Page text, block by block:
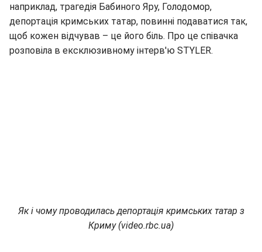
наприклад, трагедія Бабиного Яру, Голодомор,
депортація кримських татар, повинні подаватися так,
щоб кожен відчував – це його біль. Про це співачка
розповіла в ексклюзивному інтерв'ю STYLER.
Як і чому проводилась депортація кримських татар з
Криму (video.rbc.ua)